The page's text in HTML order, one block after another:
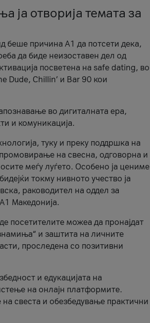
ја отворија темата за
беше причина А1 да потсети дека,
да биде неизоставен дел од
посветена на safe dating, во
Dude, Chillin’ и Bar 90 кои
во дигиталната ера,
и комуникација.
туку и преку поддршка на
на свесна, одговорна и
меѓу луѓето. Особено ја цениме
токму нивното учество ја
раководител на оддел за
Македонија.
посетителите можеа да пронајдат
и заштита на личните
проследена со позитивни
и едукацијата на
на онлајн платформите.
свеста и обезбедување практични